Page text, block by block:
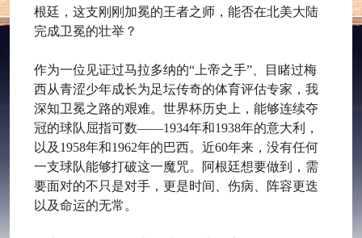
根廷，这支刚刚加冕的王者之师，能否在北美大陆
完成卫冕的壮举？
作为一位见证过马拉多纳的“上帝之手”、目睹过梅
西从青涩少年成长为足坛传奇的体育评估专家，我
深知卫冕之路的艰难。世界杯历史上，能够连续夺
冠的球队屈指可数——1934年和1938年的意大利，
以及1958年和1962年的巴西。近60年来，没有任何
一支球队能够打破这一魔咒。阿根廷想要做到，需
要面对的不只是对手，更是时间、伤病、阵容更迭
以及命运的无常。